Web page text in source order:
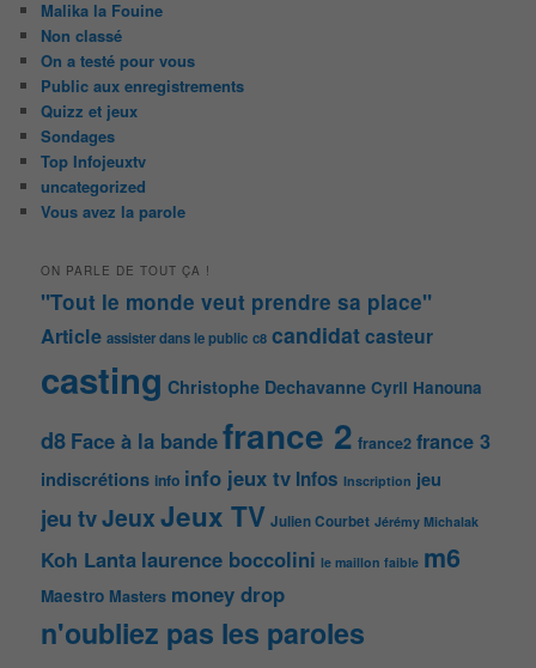
Malika la Fouine
Non classé
On a testé pour vous
Public aux enregistrements
Quizz et jeux
Sondages
Top Infojeuxtv
uncategorized
Vous avez la parole
ON PARLE DE TOUT ÇA !
"Tout le monde veut prendre sa place"
Article assister dans le public c8 candidatcasteur
casting Christophe Dechavanne Cyril Hanouna
d8 Face à la bandefrance 2 france2 france 3
indiscrétions info info jeux tv Infos Inscription jeu
jeu tvJeuxJeux TV Julien Courbet Jérémy Michalak
Koh Lanta laurence boccolini le maillon faible m6
Maestro Masters money drop
n'oubliez pas les paroles